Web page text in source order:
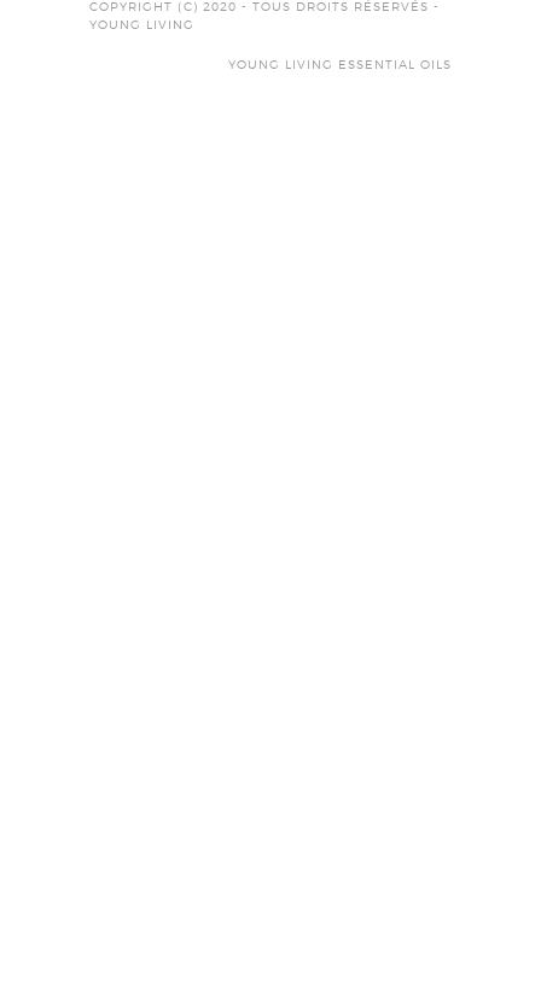
COPYRIGHT (C) 2020 - TOUS DROITS RÉSERVÉS -
YOUNG LIVING
YOUNG LIVING ESSENTIAL OILS